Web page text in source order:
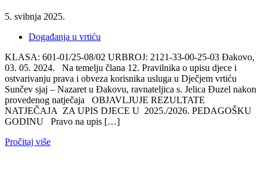
5. svibnja 2025.
Događanja u vrtiću
KLASA: 601-01/25-08/02 URBROJ: 2121-33-00-25-03 Đakovo,
03. 05. 2024. Na temelju člana 12. Pravilnika o upisu djece i
ostvarivanju prava i obveza korisnika usluga u Dječjem vrtiću
Sunčev sjaj – Nazaret u Đakovu, ravnateljica s. Jelica Đuzel nakon
provedenog natječaja OBJAVLJUJE REZULTATE
NATJEČAJA ZA UPIS DJECE U 2025./2026. PEDAGOŠKU
GODINU Pravo na upis […]
Pročitaj više